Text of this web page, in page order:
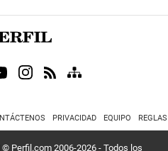
PRIVACIDAD EQUIPO
© Perfil.com 2006-2026 - Todos los